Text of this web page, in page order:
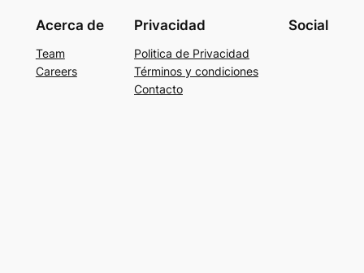
Acerca de
Team
Careers
Privacidad
Politica de Privacidad
Términos y condiciones
Contacto
Social